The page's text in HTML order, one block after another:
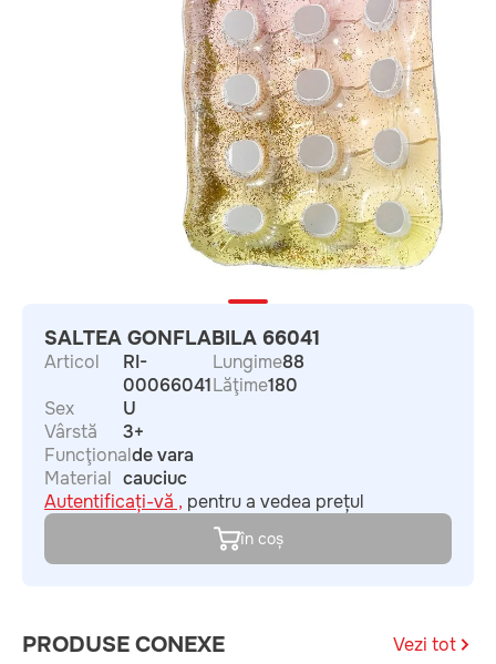
SALTEA GONFLABILA 66041
Articol
RI-
00066041
Sex
U
Vârstă
3+
Funcţionalde vara
Material cauciuc
Lungime88
Lăţime180
Autentificați-vă , pentru a vedea prețul
în coș
PRODUSE CONEXE Vezi tot